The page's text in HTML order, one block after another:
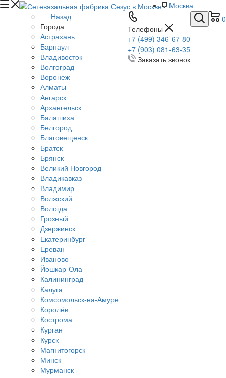
0
Телефоны
+7 (499) 346-67-80
+7 (903) 081-63-35
Заказать звонок
Москва
Назад
Города
Астрахань
Барнаул
Владивосток
Волгоград
Воронеж
Алматы
Ангарск
Архангельск
Балашиха
Белгород
Благовещенск
Братск
Брянск
Великий Новгород
Владикавказ
Владимир
Волжский
Вологда
Грозный
Дзержинск
Екатеринбург
Ереван
Иваново
Йошкар-Ола
Калининград
Калуга
Комсомольск-на-Амуре
Королёв
Кострома
Курган
Курск
Магнитогорск
Минск
Мурманск